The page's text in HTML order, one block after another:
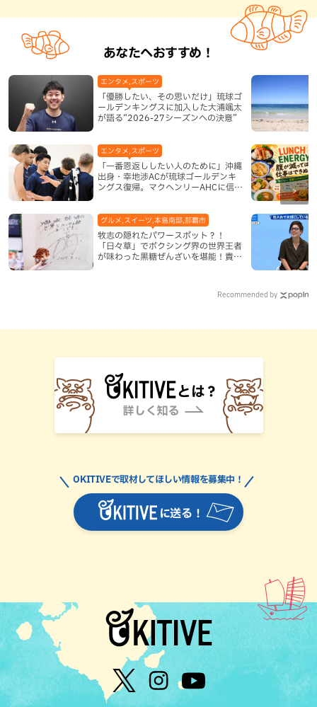
あなたへおすすめ！
「優勝したい、その思いだけ」琉球ゴ
ールデンキングスに加入した大浦颯太
が語る“2026-27シーズンへの決意”
エンタメ,スポーツ
「一番恩返ししたい人のために」沖縄
出身・幸地渉ACが琉球ゴールデンキ
ングス復帰。マクヘンリーAHCに信頼
エンタメ,スポーツ
牧志の隠れたパワースポット？！
「日々草」でボクシング界の世界王者
が味わった黒糖ぜんざいを堪能！貴重
グルメ,スイーツ,本島南部,那覇市
Recommended by
に送る！
OKITIVEで取材してほしい情報を募集中！